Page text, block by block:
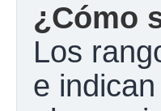
¿Cómo
Los
e